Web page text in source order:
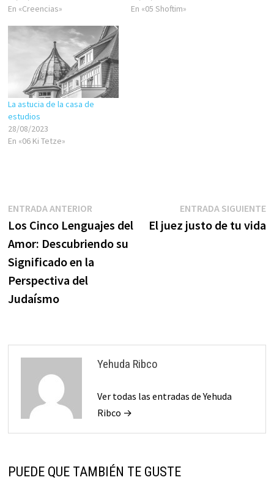
En «Creencias»
En «05 Shoftim»
La astucia de la casa de
estudios
28/08/2023
En «06 Ki Tetze»
Navegación
de
entradas
ENTRADA ANTERIOREntrada
anterior:
Los Cinco Lenguajes del
Amor: Descubriendo su
Significado en la
Perspectiva del
Judaísmo
ENTRADA SIGUIENTE
El juez justo de tu vida
Yehuda Ribco
Ver todas las entradas de Yehuda
Ribco →
PUEDE QUE TAMBIÉN TE GUSTE